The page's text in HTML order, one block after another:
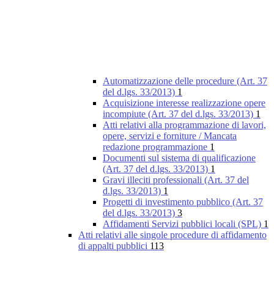
Automatizzazione delle procedure (Art. 37
del d.lgs. 33/2013) 1
Acquisizione interesse realizzazione opere
incompiute (Art. 37 del d.lgs. 33/2013) 1
Atti relativi alla programmazione di lavori,
opere, servizi e forniture / Mancata
redazione programmazione 1
Documenti sul sistema di qualificazione
(Art. 37 del d.lgs. 33/2013) 1
Gravi illeciti professionali (Art. 37 del
d.lgs. 33/2013) 1
Progetti di investimento pubblico (Art. 37
del d.lgs. 33/2013) 3
Affidamenti Servizi pubblici locali (SPL) 1
Atti relativi alle singole procedure di affidamento
di appalti pubblici 113